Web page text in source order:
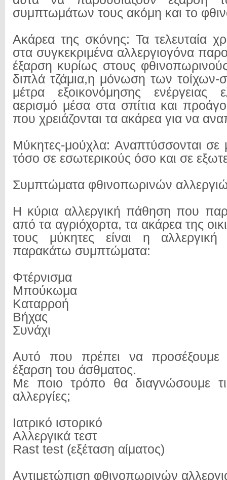
συμπτωμάτων τους ακόμη και το
Ακάρεα της σκόνης: Τα τελευταία
στα συγκεκριμένα αλλεργιογόνα
έξαρση κυρίως στους
διπλά τζάμια,η μόνωση των τοίχων-
μέτρα εξοικονόμησης ενέργειας
αερισμό μέσα στα σπίτια και
που χρειάζονται τα ακάρεα για να
Μύκητες-μούχλα: Αναπτύσσονται σε
τόσο σε εσωτερικούς όσο και σε
Συμπτώματα φθινοπωρινών
Η κύρια αλλεργική πάθηση που
από τα αγριόχορτα, τα ακάρεα της
τους μύκητες είναι η αλλεργική
παρακάτω συμπτώματα:
Φτέρνισμα
Μπούκωμα
Καταρροή
Βήχας
Συνάχι
Αυτό που πρέπει να προσέξουμε
έξαρση του άσθματος.
Με ποιo τρόπο θα διαγνώσουμε
αλλεργίες;
Ιατρικό ιστορικό
Αλλεργικά τεστ
Rast test (εξέταση αίματος)
Αντιμετώπιση φθινοπωρινών